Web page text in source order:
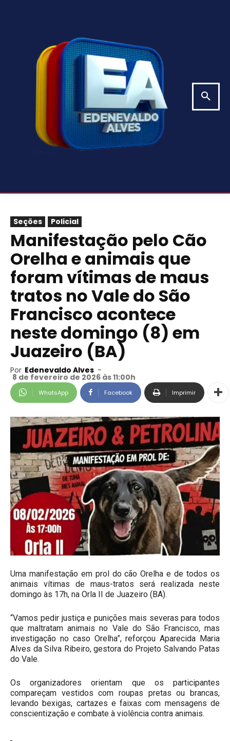
Seções Policial
Manifestação pelo Cão
Orelha e animais que
foram vítimas de maus
tratos no Vale do São
Francisco acontece
neste domingo (8) em
Juazeiro (BA)
Por Edenevaldo Alves -
8 de fevereiro de 2026 às 11:00h
WhatsApp Facebook Imprimir
Uma manifestação em prol do cão Orelha e de todos os
animais vítimas de maus-tratos será realizada neste
domingo às 17h, na Orla II de Juazeiro (BA).
“Vamos pedir justiça e punições mais severas para todos
que maltratam animais no Vale do São Francisco, mas
investigação no caso Orelha”, reforçou Aparecida Maria
Alves da Silva Ribeiro, gestora do Projeto Salvando Patas
do Vale.
Os organizadores orientam que os participantes
compareçam vestidos com roupas pretas ou brancas,
levando bexigas, cartazes e faixas com mensagens de
conscientização e combate à violência contra animais.